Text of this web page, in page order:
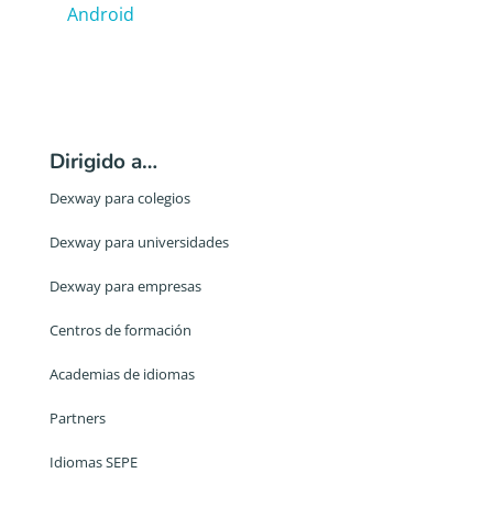
Android
Dirigido a…
Dexway para colegios
Dexway para universidades
Dexway para empresas
Centros de formación
Academias de idiomas
Partners
Idiomas SEPE